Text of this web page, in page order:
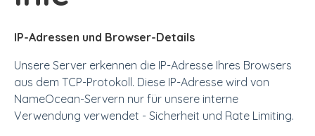
IP-Adressen und Browser-Details
Unsere Server erkennen die IP-Adresse Ihres Browsers
aus dem TCP-Protokoll. Diese IP-Adresse wird von
NameOcean-Servern nur für unsere interne
Verwendung verwendet - Sicherheit und Rate Limiting.